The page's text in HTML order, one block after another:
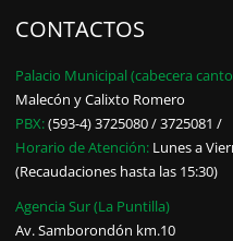
CONTACTOS
Palacio Municipal (cabecera
Malecón y Calixto Romero
PBX:(593-4) 3725080 / 3725081 /
Horario de Atención: Lunes a
(Recaudaciones hasta las 15:30)
Agencia Sur (La Puntilla)
Av. Samborondón km.10